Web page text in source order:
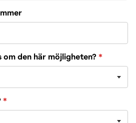
den här möjligheten? *
*